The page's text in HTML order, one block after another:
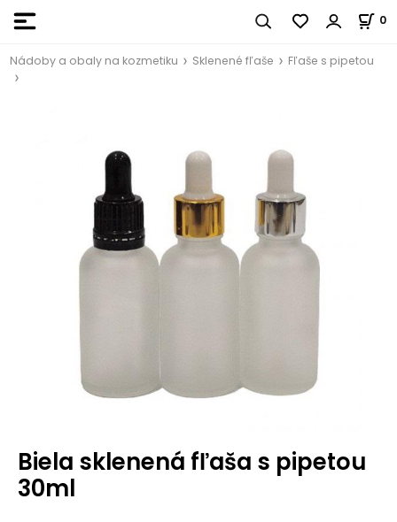
0
Nádoby a obaly na kozmetiku Sklenené fľaše Fľaše s pipetou
Biela sklenená fľaša s pipetou
30ml